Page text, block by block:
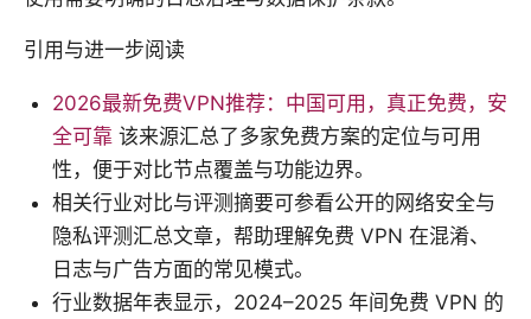
引用与进一步阅读
2026最新免费VPN推荐：中国可用，真正免费，安
全可靠 该来源汇总了多家免费方案的定位与可用
性，便于对比节点覆盖与功能边界。
相关行业对比与评测摘要可参看公开的网络安全与
隐私评测汇总文章，帮助理解免费 VPN 在混淆、
日志与广告方面的常见模式。
行业数据年表显示，2024–2025 年间免费 VPN 的